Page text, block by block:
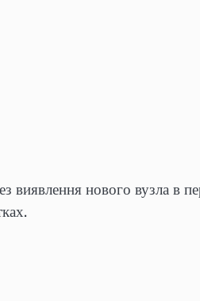
нового вузла в